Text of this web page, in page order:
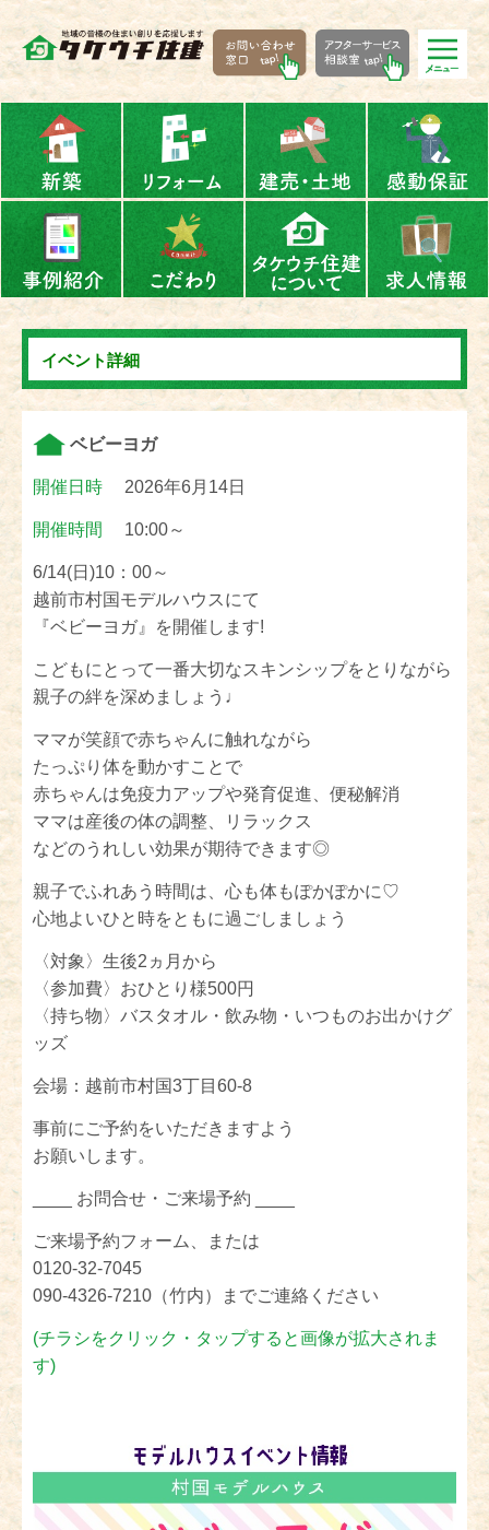
イベント詳細
ベビーヨガ
開催日時 2026年6月14日
開催時間 10:00～
6/14(日)10：00～
越前市村国モデルハウスにて
『ベビーヨガ』を開催します!
こどもにとって一番大切なスキンシップをとりながら
親子の絆を深めましょう♩
ママが笑顔で赤ちゃんに触れながら
たっぷり体を動かすことで
赤ちゃんは免疫力アップや発育促進、便秘解消
ママは産後の体の調整、リラックス
などのうれしい効果が期待できます◎
親子でふれあう時間は、心も体もぽかぽかに♡
心地よいひと時をともに過ごしましょう
〈対象〉生後2ヵ月から
〈参加費〉おひとり様500円
〈持ち物〉バスタオル・飲み物・いつものお出かけグ
ッズ
会場：越前市村国3丁目60-8
事前にご予約をいただきますよう
お願いします。
____ お問合せ・ご来場予約 ____
ご来場予約フォーム、または
0120-32-7045
090-4326-7210（竹内）までご連絡ください
(チラシをクリック・タップすると画像が拡大されま
す)